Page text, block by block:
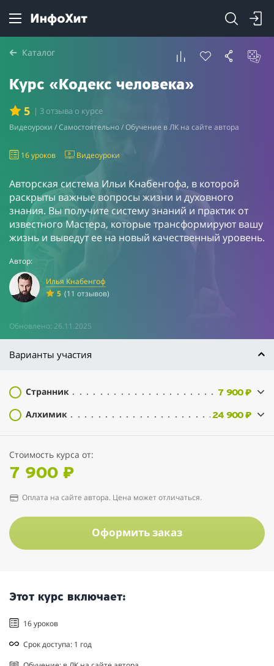
Каталог
Курс «Кодекс человека»
5 | 3 отзыва о курсе
Видеоуроки / Самостоятельно / Обучение в ЛК на сайте автора
16 уроков Видеоуроки
Авторская система Ильи Кнабенгофа, в которой
раскрыты важные вопросы жизни и духовного
знания. Вы получите систему знаний и практик от
известного Мастера, которые трансформируют вашу
жизнь и выведут ее на новый качественный уровень.
Автор:
Илья Кнабенгоф
5 (11 отзывов)
Обновлено: 26.11.2025
Варианты участия
Странник 7 900 ₽
Алхимик 24 900 ₽
Стоимость курса от:
7 900 ₽
Оплата на сайте автора. Цена может отличаться.
Оформить заказ
Этот курс включает:
16 уроков
Срок доступа: 1 год